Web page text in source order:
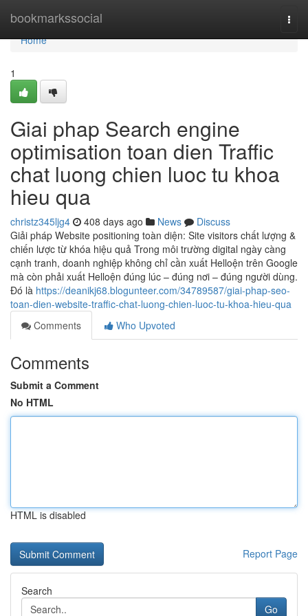
bookmarkssocial
Home
Home
1
Giai phap Search engine
optimisation toan dien Traffic
chat luong chien luoc tu khoa
hieu qua
christz345ljg4 408 days ago News
Discuss
Giải pháp Website positioning toàn diện: Site visitors chất lượng &
chiến lược từ khóa hiệu quả Trong môi trường digital ngày càng
cạnh tranh, doanh nghiệp không chỉ cần xuất Helloện trên Google
mà còn phải xuất Helloện đúng lúc – đúng nơi – đúng người dùng.
Đó là https://deanikj68.blogunteer.com/34789587/giai-phap-seo-
toan-dien-website-traffic-chat-luong-chien-luoc-tu-khoa-hieu-qua
Comments
Who Upvoted
Comments
Submit a Comment
No HTML
HTML is disabled
Report Page
Search
Go